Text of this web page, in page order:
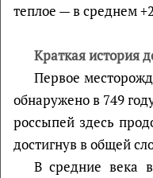
теплое — в среднем
Краткая история
Первое
обнаружено в 749
россыпей здесь
достигнув в общей
В средние века